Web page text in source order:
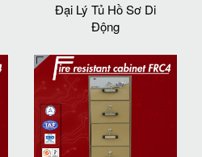
Đại Lý Tủ Hồ Sơ Di
Động